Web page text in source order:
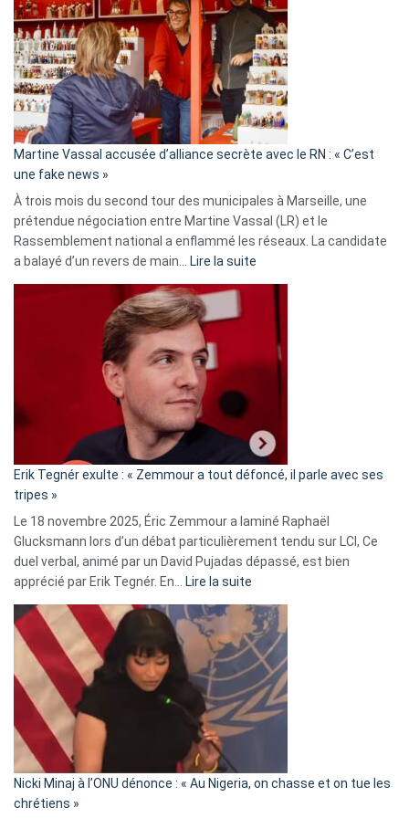
Algérie
Martine Vassal accusée d’alliance secrète avec le RN : « C’est
une fake news »
À trois mois du second tour des municipales à Marseille, une
prétendue négociation entre Martine Vassal (LR) et le
Rassemblement national a enflammé les réseaux. La candidate
a balayé d’un revers de main…
Lire la suite
d’alliance
secrète
«
C’est
fake
news
»
Erik Tegnér exulte : « Zemmour a tout défoncé, il parle avec ses
tripes »
Le 18 novembre 2025, Éric Zemmour a laminé Raphaël
Glucksmann lors d’un débat particulièrement tendu sur LCI, Ce
duel verbal, animé par un David Pujadas dépassé, est bien
apprécié par Erik Tegnér. En…
Lire la suite
Tegnér
exulte
« Zemmour
a
tout
parle
Nicki Minaj à l’ONU dénonce : « Au Nigeria, on chasse et on tue les
chrétiens »